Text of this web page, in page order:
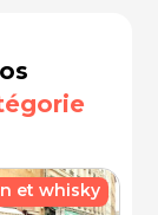
et whisky